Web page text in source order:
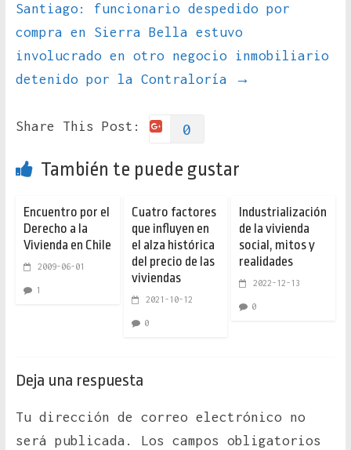
Santiago: funcionario despedido por
compra en Sierra Bella estuvo
involucrado en otro negocio inmobiliario
detenido por la Contraloría
→
Share This Post: 0
También te puede gustar
Encuentro por el
Derecho a la
Vivienda en Chile
2009-06-01
1
Cuatro factores
que influyen en
el alza histórica
del precio de las
viviendas
2021-10-12
0
Industrialización
de la vivienda
social, mitos y
realidades
2022-12-13
0
Deja una respuesta
Tu dirección de correo electrónico no
será publicada.
Los campos obligatorios